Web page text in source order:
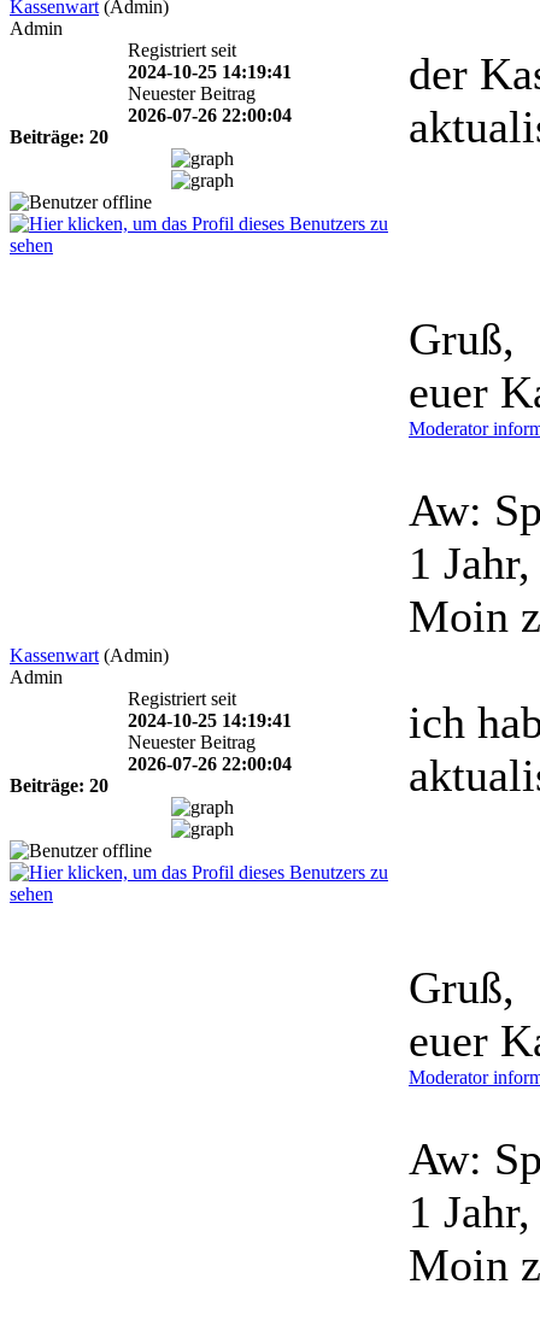
Kassenwart (Admin)
Admin
Registriert seit
2024-10-25 14:19:41
Neuester Beitrag
2026-07-26 22:00:04
Beiträge: 20
der
Gruß,
euer
Moderator
Kassenwart (Admin)
Admin
Registriert seit
2024-10-25 14:19:41
Neuester Beitrag
2026-07-26 22:00:04
Beiträge: 20
Aw:
1
Moin
ich
Gruß,
euer
Moderator
Aw:
1
Moin